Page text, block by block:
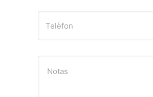
Notas